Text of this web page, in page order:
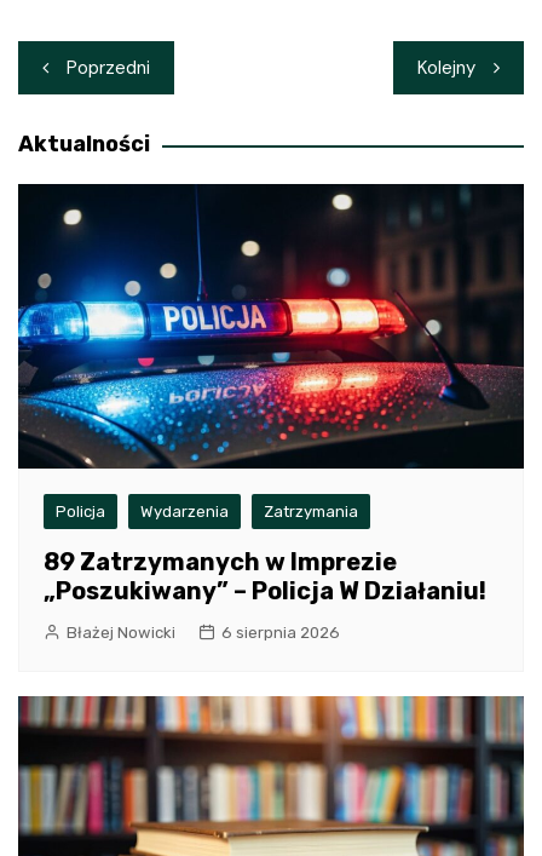
Nawigacja
wpisu
Poprzedni Kolejny
Aktualności
Policja Wydarzenia Zatrzymania
89 Zatrzymanych w Imprezie
„Poszukiwany” – Policja W Działaniu!
Błażej Nowicki 6 sierpnia 2026